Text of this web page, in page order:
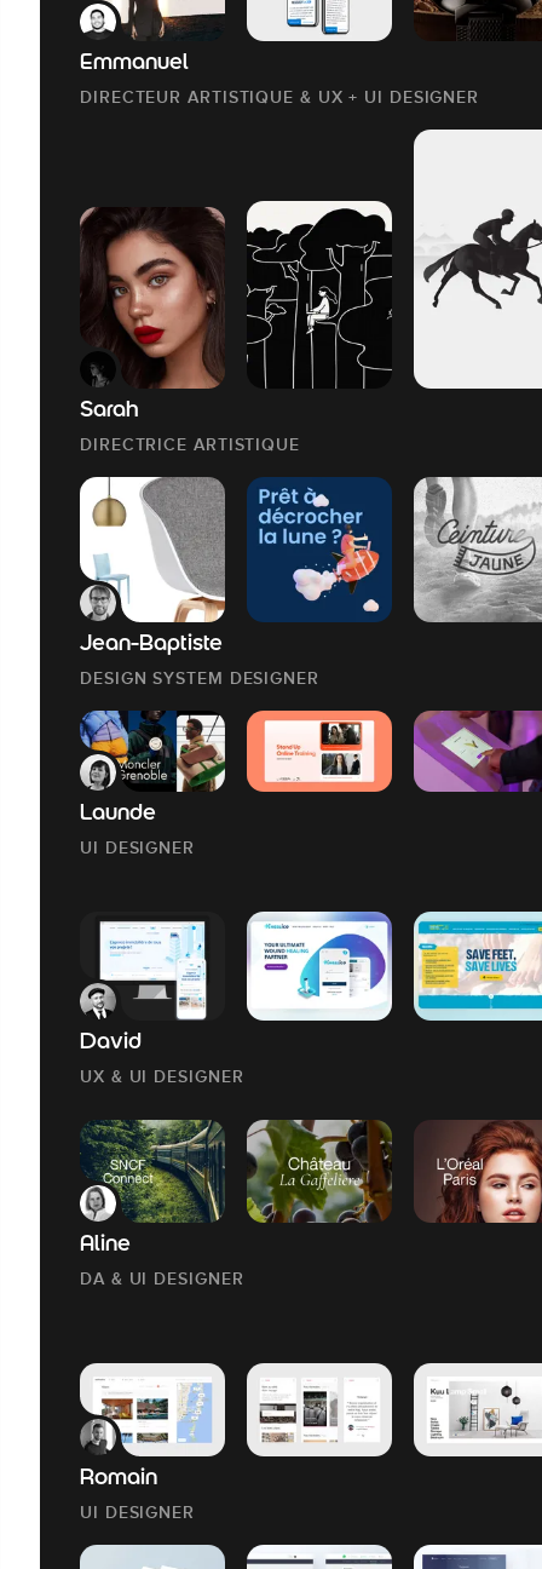
Emmanuel
DIRECTEUR ARTISTIQUE & UX + UI DESIGNER
Sarah
DIRECTRICE ARTISTIQUE
Jean-Baptiste
DESIGN SYSTEM DESIGNER
Launde
UI DESIGNER
David
UX & UI DESIGNER
Aline
DA & UI DESIGNER
Romain
UI DESIGNER